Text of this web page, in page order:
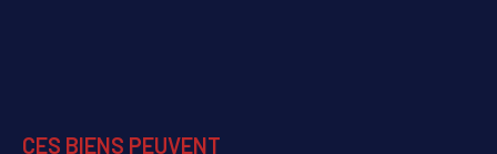
CES BIENS PEUVENT